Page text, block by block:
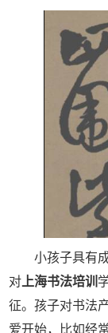
小孩子具有成
对 上海书法培训
征。孩子对书法
爱开始，比如经